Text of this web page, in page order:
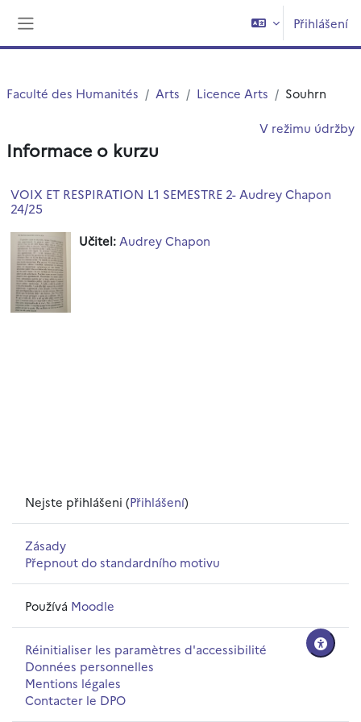
Přihlášení
Faculté des Humanités Arts Licence Arts Souhrn
V režimu údržby
Informace o kurzu
VOIX ET RESPIRATION L1 SEMESTRE 2- Audrey Chapon
24/25
Učitel: Audrey Chapon
Nejste přihlášeni (Přihlášení)
Zásady
Přepnout do standardního motivu
Používá Moodle
Réinitialiser les paramètres d'accessibilité
Données personnelles
Mentions légales
Contacter le DPO